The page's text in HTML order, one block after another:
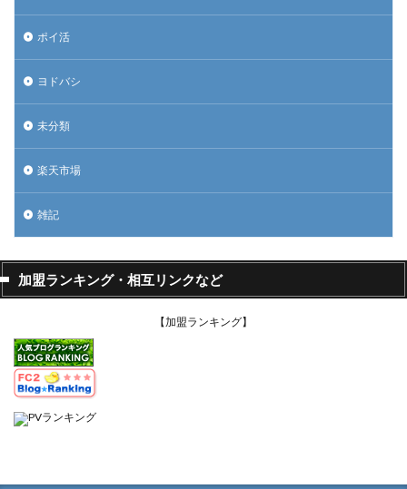
ポイ活
ヨドバシ
未分類
楽天市場
雑記
加盟ランキング・相互リンクなど
【加盟ランキング】